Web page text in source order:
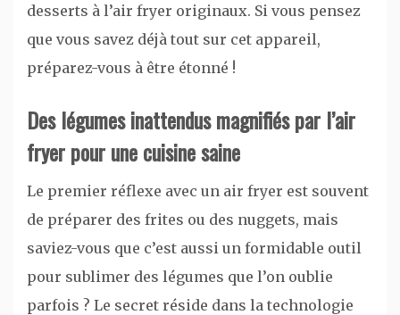
desserts à l’air fryer originaux. Si vous pensez
que vous savez déjà tout sur cet appareil,
préparez-vous à être étonné !
Des légumes inattendus magnifiés par l’air
fryer pour une cuisine saine
Le premier réflexe avec un air fryer est souvent
de préparer des frites ou des nuggets, mais
saviez-vous que c’est aussi un formidable outil
pour sublimer des légumes que l’on oublie
parfois ? Le secret réside dans la technologie